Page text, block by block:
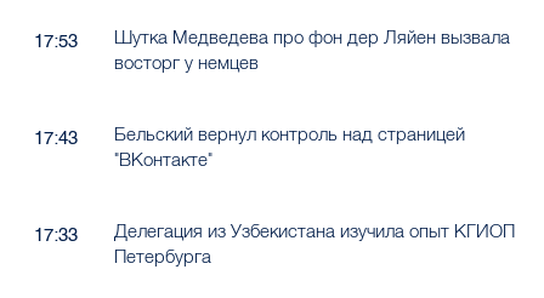
17:53
Шутка Медведева про фон дер Ляйен вызвала
восторг у немцев
17:43
Бельский вернул контроль над страницей
"ВКонтакте"
17:33
Делегация из Узбекистана изучила опыт КГИОП
Петербурга